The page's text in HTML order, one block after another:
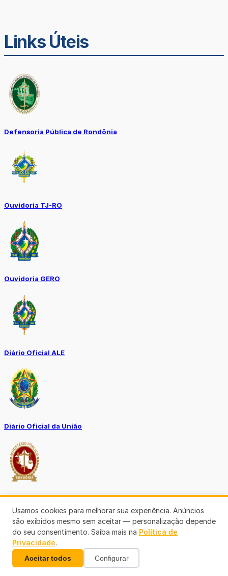
Links Úteis
Defensoria Pública de Rondônia
Ouvidoria TJ-RO
Ouvidoria GERO
Diário Oficial ALE
Diário Oficial da União
Ouvidoria MP-RO
Usamos cookies para melhorar sua experiência. Anúncios
são exibidos mesmo sem aceitar — personalização depende
do seu consentimento. Saiba mais na Política de
Privacidade.
Aceitar todos Configurar